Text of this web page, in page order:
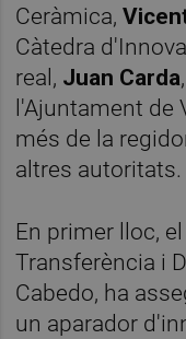
Ceràmica,
Càtedra
real, Juan Carda
l'Ajuntament de
més de la
altres autoritats.
En primer lloc,
Transferència i
Cabedo, ha
un aparador